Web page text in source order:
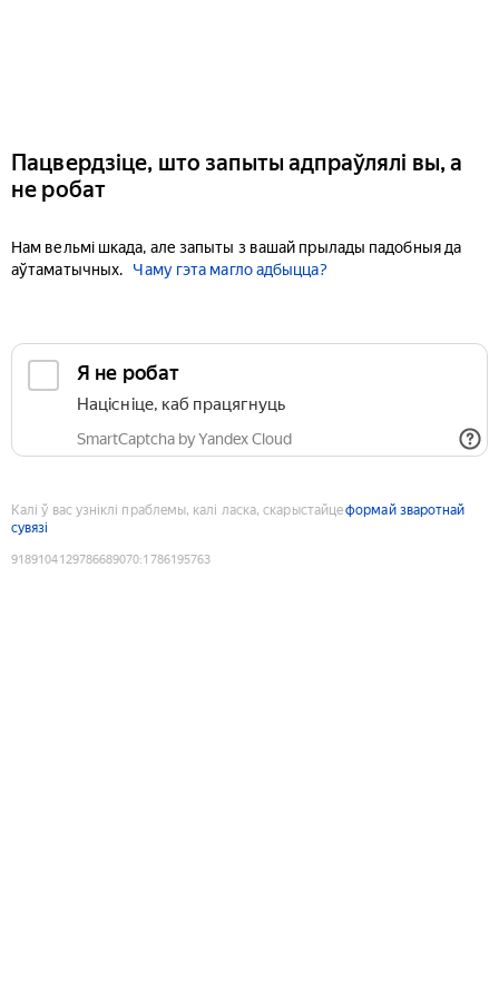
Пацвердзіце, што запыты адпраўлялі вы, а
не робат
Нам вельмі шкада, але запыты з вашай прылады падобныя да
аўтаматычных.
Чаму гэта магло адбыцца?
Я не робат
Націсніце, каб працягнуць
SmartCaptcha by Yandex Cloud
Калі ў вас узніклі праблемы, калі ласка, скарыстайцеформай зваротнай
сувязі
9189104129786689070:1786195763